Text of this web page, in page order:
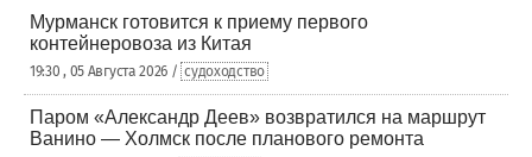
Мурманск готовится к приему первого
контейнеровоза из Китая
19:30 , 05 Августа 2026 / судоходство
Паром «Александр Деев» возвратился на маршрут
Ванино — Холмск после планового ремонта